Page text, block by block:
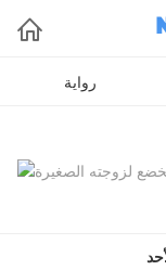

رواية